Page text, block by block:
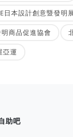
日本設計創意暨發明
商品促進協會
亞運
助吧